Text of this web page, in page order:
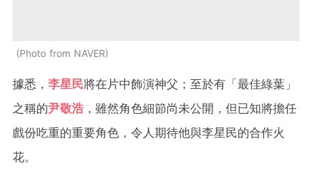
Photo from NAVER
據悉， 李星民將在片中飾演神父；至於有「最佳綠葉」
之稱的尹敬浩 ，雖然角色細節尚未公開，但已知將擔任
戲份吃重的重要角色，令人期待他與李星民的合作火
花。